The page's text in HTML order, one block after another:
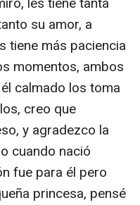
su amor, a
tiene más paciencia
momentos, ambos
calmado los toma
creo que
y agradezco la
cuando nació
fue para él pero
princesa, pensé